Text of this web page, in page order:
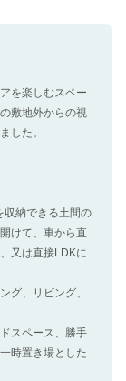
を楽しむスペー
敷地外からの視
した。
収納できる土間の
けて、車から直
又は直接LDKに
グ、リビング、
スペース、勝手
時置き場とした